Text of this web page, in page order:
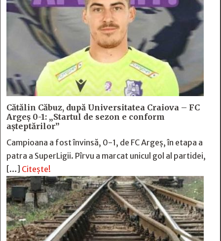
Cătălin Căbuz, după Universitatea Craiova – FC
Argeș 0-1: „Startul de sezon e conform
așteptărilor”
Campioana a fost învinsă, 0-1, de FC Argeș, în etapa a
patra a SuperLigii. Pîrvu a marcat unicul gol al partidei,
[…] Citește!